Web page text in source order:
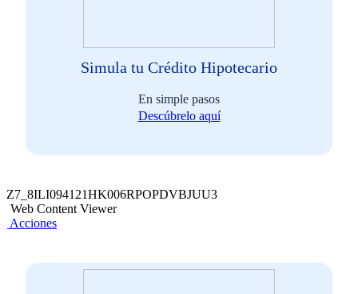
Simula tu Crédito Hipotecario
En simple pasos
Descúbrelo aquí
Z7_8ILI094121HK006RPOPDVBJUU3
Web Content Viewer
Acciones